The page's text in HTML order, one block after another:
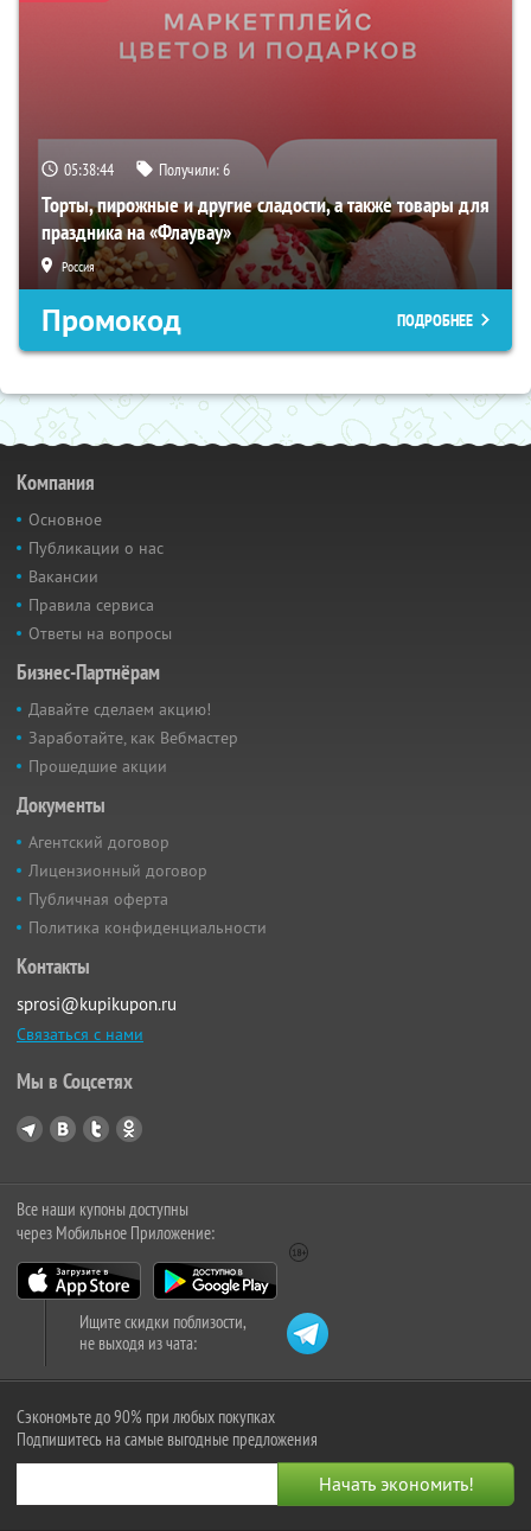
05:38:43 Получили:6
Торты, пирожные и другие сладости, а также товары для
праздника на «Флаувау»
Россия
Промокод ПОДРОБНЕЕ
Компания
Основное
Публикации о нас
Вакансии
Правила сервиса
Ответы на вопросы
Бизнес-Партнёрам
Давайте сделаем акцию!
Заработайте, как Вебмастер
Прошедшие акции
Документы
Агентский договор
Лицензионный договор
Публичная оферта
Политика конфиденциальности
Контакты
sprosi@kupikupon.ru
Связаться с нами
Мы в Соцсетях
Все наши купоны доступны
через Мобильное Приложение:
Ищите скидки поблизости,
не выходя из чата:
Сэкономьте до 90% при любых покупках
Подпишитесь на самые выгодные предложения